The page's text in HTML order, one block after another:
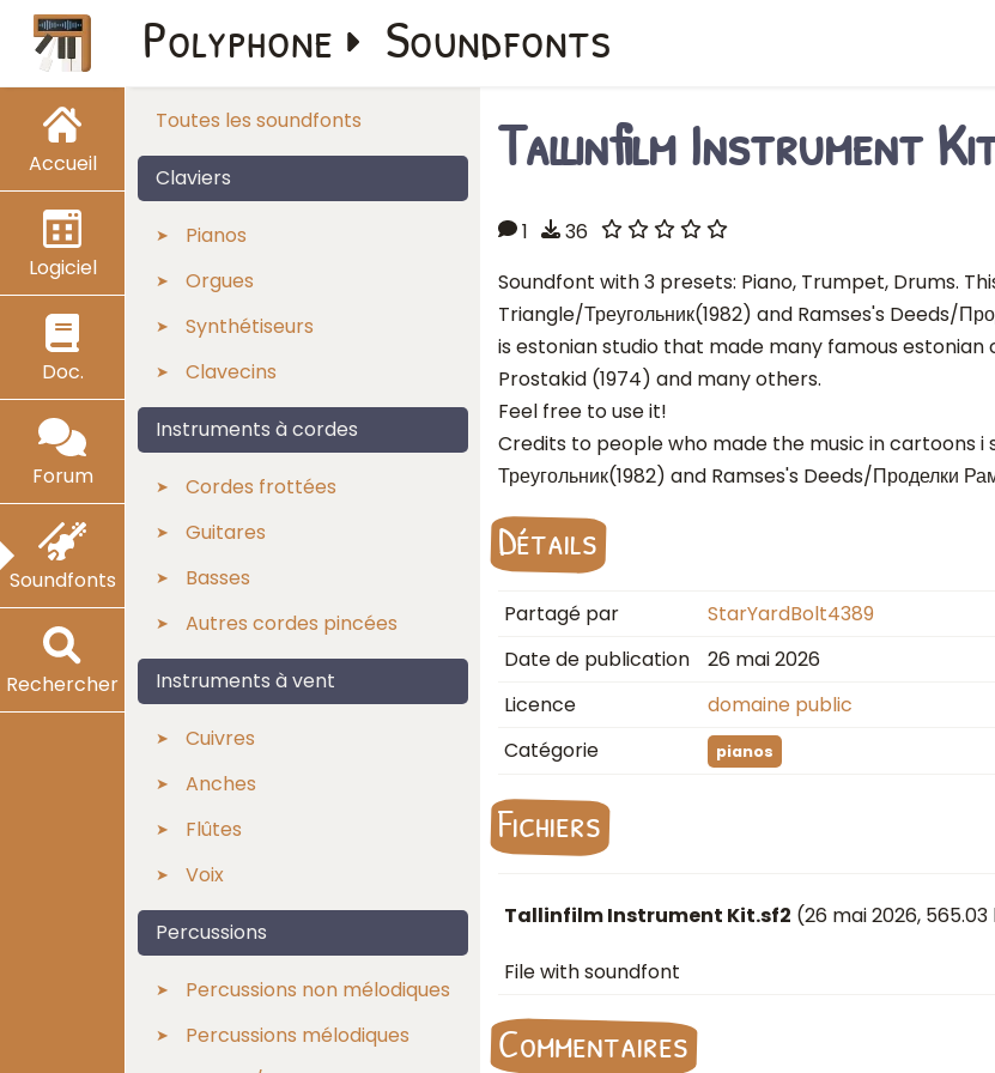
Accueil
Logiciel
Doc.
Forum
Soundfonts
Rechercher
Polyphone Soundfonts
Toutes les soundfonts
Claviers
Pianos
Orgues
Synthétiseurs
Clavecins
Instruments à cordes
Cordes frottées
Guitares
Basses
Autres cordes pincées
Instruments à vent
Cuivres
Anches
Flûtes
Voix
Percussions
Percussions non mélodiques
Percussions mélodiques
Tallinfilm Instrument
1
36
Soundfont with 3 presets: Piano, Trumpet, Drums.
Triangle/Треугольник(1982) and Ramses's Deeds/
is estonian studio that made many famous estonian
Prostakid (1974) and many others.
Feel free to use it!
Credits to people who made the music in cartoons i
Треугольник(1982) and Ramses's Deeds/Проделки
Détails
Partagé par
StarYardBolt4389
Date de publication
26 mai 2026
Licence
domaine public
Catégorie
pianos
Fichiers
Tallinfilm Instrument Kit.sf2 (26 mai 2026,
File with soundfont
Commentaires